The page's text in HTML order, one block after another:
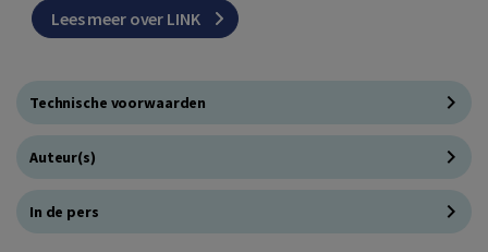
Lees meer over LINK
Technische voorwaarden
Auteur(s)
In de pers